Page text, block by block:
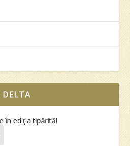
DELTA
în ediţia tipărită!